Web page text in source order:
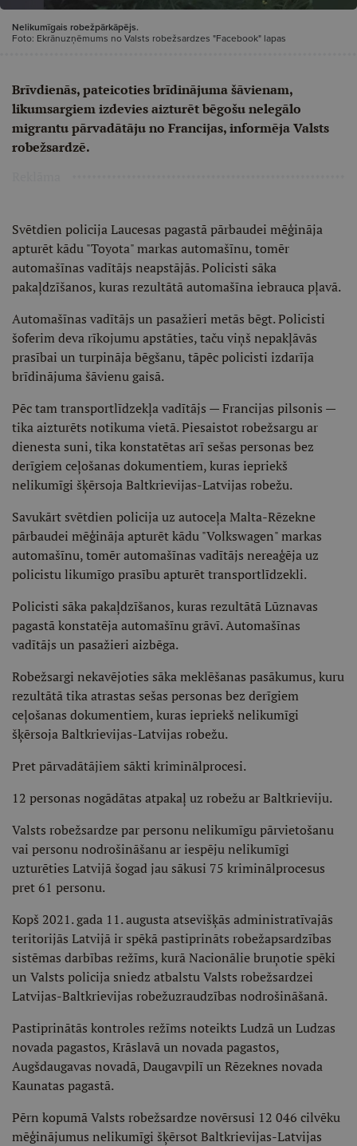
Nelikumīgais robežpārkāpējs.
Foto: Ekrānuzņēmums no Valsts robežsardzes "Facebook" lapas
Brīvdienās, pateicoties brīdinājuma šāvienam,
likumsargiem izdevies aizturēt bēgošu nelegālo
migrantu pārvadātāju no Francijas, informēja Valsts
robežsardzē.
Svētdien policija Laucesas pagastā pārbaudei mēģināja
apturēt kādu "Toyota" markas automašīnu, tomēr
automašīnas vadītājs neapstājās. Policisti sāka
pakaļdzīšanos, kuras rezultātā automašīna iebrauca pļavā.
Automašīnas vadītājs un pasažieri metās bēgt. Policisti
šoferim deva rīkojumu apstāties, taču viņš nepakļāvās
prasībai un turpināja bēgšanu, tāpēc policisti izdarīja
brīdinājuma šāvienu gaisā.
Pēc tam transportlīdzekļa vadītājs — Francijas pilsonis —
tika aizturēts notikuma vietā. Piesaistot robežsargu ar
dienesta suni, tika konstatētas arī sešas personas bez
derīgiem ceļošanas dokumentiem, kuras iepriekš
nelikumīgi šķērsoja Baltkrievijas-Latvijas robežu.
Savukārt svētdien policija uz autoceļa Malta-Rēzekne
pārbaudei mēģināja apturēt kādu "Volkswagen" markas
automašīnu, tomēr automašīnas vadītājs nereaģēja uz
policistu likumīgo prasību apturēt transportlīdzekli.
Policisti sāka pakaļdzīšanos, kuras rezultātā Lūznavas
pagastā konstatēja automašīnu grāvī. Automašīnas
vadītājs un pasažieri aizbēga.
Robežsargi nekavējoties sāka meklēšanas pasākumus, kuru
rezultātā tika atrastas sešas personas bez derīgiem
ceļošanas dokumentiem, kuras iepriekš nelikumīgi
šķērsoja Baltkrievijas-Latvijas robežu.
Pret pārvadātājiem sākti kriminālprocesi.
12 personas nogādātas atpakaļ uz robežu ar Baltkrieviju.
Valsts robežsardze par personu nelikumīgu pārvietošanu
vai personu nodrošināšanu ar iespēju nelikumīgi
uzturēties Latvijā šogad jau sākusi 75 kriminālprocesus
pret 61 personu.
Kopš 2021. gada 11. augusta atsevišķās administratīvajās
teritorijās Latvijā ir spēkā pastiprināts robežapsardzības
sistēmas darbības režīms, kurā Nacionālie bruņotie spēki
un Valsts policija sniedz atbalstu Valsts robežsardzei
Latvijas-Baltkrievijas robežuzraudzības nodrošināšanā.
Pastiprinātās kontroles režīms noteikts Ludzā un Ludzas
novada pagastos, Krāslavā un novada pagastos,
Augšdaugavas novadā, Daugavpilī un Rēzeknes novada
Kaunatas pagastā.
Pērn kopumā Valsts robežsardze novērsusi 12 046 cilvēku
mēģinājumus nelikumīgi šķērsot Baltkrievijas-Latvijas